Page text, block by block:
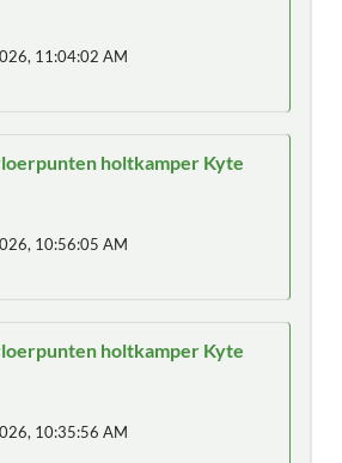
11:04:02 AM
holtkamper Kyte
10:56:05 AM
holtkamper Kyte
10:35:56 AM